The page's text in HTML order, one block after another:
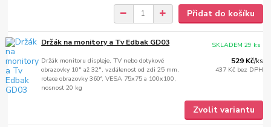
Přidat do košíku
Držák na monitory a Tv Edbak GD03
Držák monitoru displeje, TV nebo dotykové
obrazovky 10" až 32", vzdálenost od zdi 25 mm,
rotace obrazovky 360°, VESA 75x75 a 100x100,
nosnost 20 kg
529 Kč/ks
437 Kč bez DPH
SKLADEM 29 ks
Zvolit variantu